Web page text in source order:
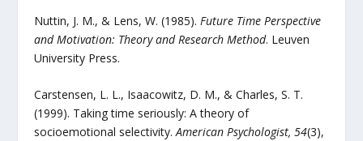
Nuttin, J. M., & Lens, W. (1985). Future Time Perspective
and Motivation: Theory and Research Method. Leuven
University Press.
Carstensen, L. L., Isaacowitz, D. M., & Charles, S. T.
(1999). Taking time seriously: A theory of
socioemotional selectivity.American Psychologist, 54(3),